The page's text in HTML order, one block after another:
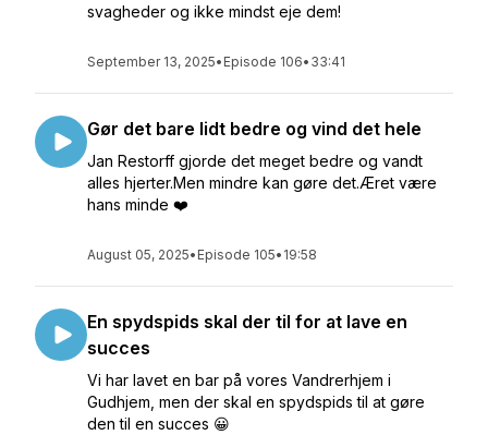
svagheder og ikke mindst eje dem!
September 13, 2025• Episode 106• 33:41
Gør det bare lidt bedre og vind det hele
Jan Restorff gjorde det meget bedre og vandt
alles hjerter.Men mindre kan gøre det.Æret være
hans minde ❤️
August 05, 2025• Episode 105• 19:58
En spydspids skal der til for at lave en
succes
Vi har lavet en bar på vores Vandrerhjem i
Gudhjem, men der skal en spydspids til at gøre
den til en succes 😀